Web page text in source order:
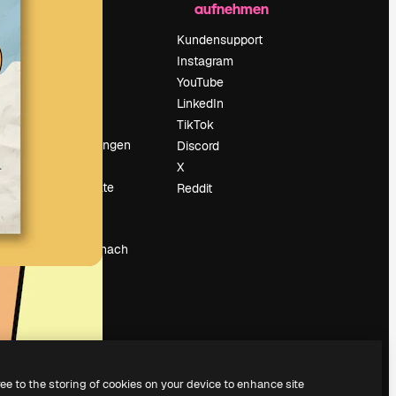
Veranstaltungen
Deine Inhalte
Suchst du nach
magnific.ai
aufnehmen
Kundensupport
Instagram
YouTube
LinkedIn
TikTok
Discord
X
Reddit
to the storing of cookies on your device to enhance site